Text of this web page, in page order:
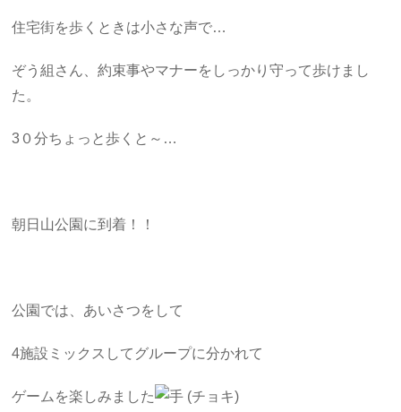
住宅街を歩くときは小さな声で…
ぞう組さん、約束事やマナーをしっかり守って歩けまし
た。
3０分ちょっと歩くと～…
朝日山公園に到着！！
公園では、あいさつをして
4施設ミックスしてグループに分かれて
ゲームを楽しみました